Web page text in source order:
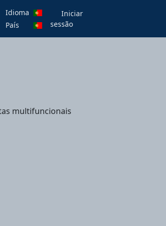
Idioma
País
Iniciar
sessão
multifuncionais